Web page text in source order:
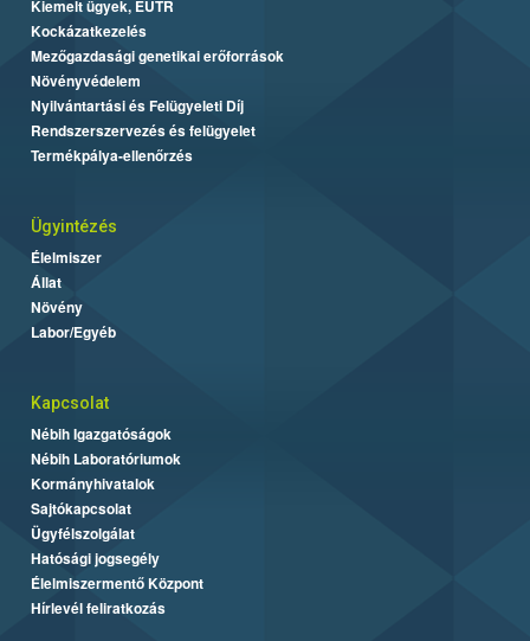
Kiemelt ügyek, EUTR
Kockázatkezelés
Mezőgazdasági genetikai erőforrások
Növényvédelem
Nyilvántartási és Felügyeleti Díj
Rendszerszervezés és felügyelet
Termékpálya-ellenőrzés
Ügyintézés
Élelmiszer
Állat
Növény
Labor/Egyéb
Kapcsolat
Nébih Igazgatóságok
Nébih Laboratóriumok
Kormányhivatalok
Sajtókapcsolat
Ügyfélszolgálat
Hatósági jogsegély
Élelmiszermentő Központ
Hírlevél feliratkozás